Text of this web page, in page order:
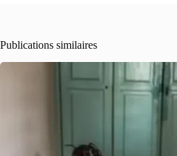
Publications similaires